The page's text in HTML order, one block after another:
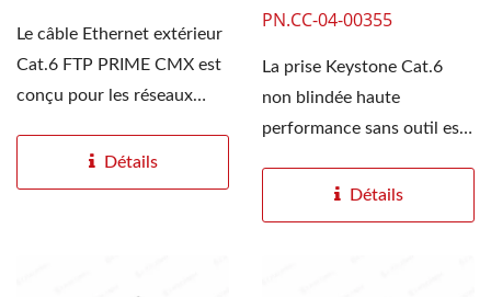
Le câble Ethernet extérieur
Cat.6 FTP PRIME CMX est
conçu pour les réseaux
Détails
PN.CC-04-00355
La prise Keystone Cat.6
non blindée haute
performance sans outil est
installations...Détails